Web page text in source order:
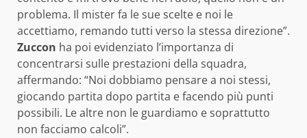
problema. Il mister fa le sue scelte e noi le
accettiamo, remando tutti verso la stessa direzione”.
Zuccon ha poi evidenziato l’importanza di
concentrarsi sulle prestazioni della squadra,
affermando: “Noi dobbiamo pensare a noi stessi,
giocando partita dopo partita e facendo più punti
possibili. Le altre non le guardiamo e soprattutto
non facciamo calcoli”.